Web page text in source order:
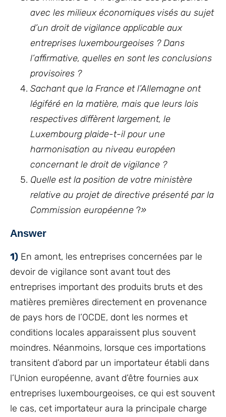
avec les milieux économiques visés au sujet
d’un droit de vigilance applicable aux
entreprises luxembourgeoises ? Dans
l’affirmative, quelles en sont les conclusions
provisoires ?
Sachant que la France et l’Allemagne ont
légiféré en la matière, mais que leurs lois
respectives diffèrent largement, le
Luxembourg plaide-t-il pour une
harmonisation au niveau européen
concernant le droit de vigilance ?
Quelle est la position de votre ministère
relative au projet de directive présenté par la
Commission européenne ?»
Answer
1) En amont, les entreprises concernées par le
devoir de vigilance sont avant tout des
entreprises important des produits bruts et des
matières premières directement en provenance
de pays hors de l’OCDE, dont les normes et
conditions locales apparaissent plus souvent
moindres. Néanmoins, lorsque ces importations
transitent d’abord par un importateur établi dans
l’Union européenne, avant d’être fournies aux
entreprises luxembourgeoises, ce qui est souvent
le cas, cet importateur aura la principale charge